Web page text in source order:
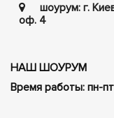
шоурум: г.
оф. 4
НАШ ШОУРУМ
Время работы: пн-